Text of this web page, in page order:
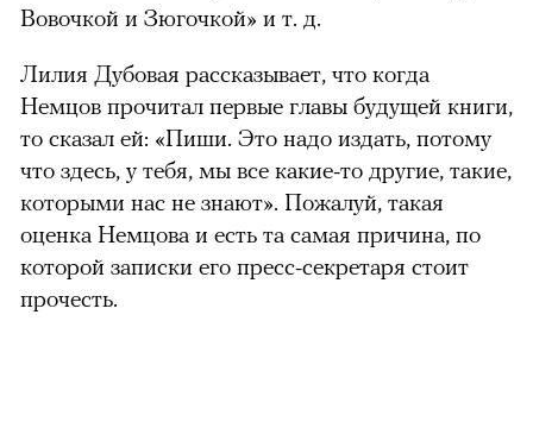
Вовочкой и Зюгочкой» и т. д.
Лилия Дубовая рассказывает, что когда
Немцов прочитал первые главы будущей книги,
то сказал ей: «Пиши. Это надо издать, потому
что здесь, у тебя, мы все какие-то другие, такие,
которыми нас не знают». Пожалуй, такая
оценка Немцова и есть та самая причина, по
которой записки его пресс-секретаря стоит
прочесть.